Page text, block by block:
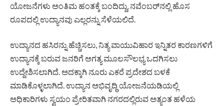
ಯೋಜನೆಗಳು ಅಂತಿಮ ಹಂತಕ್ಕೆ ಬಂದಿದ್ದು, ನವೆಂಬರ್‌ನಲ್ಲಿ ಹೊಸ
ರೂಪದಲ್ಲಿ ಉದ್ಯಾನವು ಎಲ್ಲರನ್ನು ಸೆಳೆಯಲಿದೆ.
ಉದ್ಯಾನದ ಹಸಿರನ್ನು ಹೆಚ್ಚಿಸಲು, ನಿತ್ಯ ವಾಯುವಿಹಾರ ಇನ್ನಿತರ ಕಾರಣಗಳಿಗೆ
ಉದ್ಯಾನಕ್ಕೆ ಬರುವ ಜನರಿಗೆ ಅಗತ್ಯ ಮೂಲಸೌಲಭ್ಯ ಒದಗಿಸಲು
ಉದ್ದೇಶಿಸಲಾಗಿದೆ. ಅದಕ್ಕಾಗಿ ನೂರು ಎಕರೆ ಪ್ರದೇಶದ ಬಳಕೆ
ಮಾಡಿಕೊಳ್ಳಲಾಗಿದೆ. ಉದ್ಯಾನ ಅಭಿವೃದ್ಧಿ ಯೋಜನೆಯಡಿಯಲ್ಲಿ
ಅಧಿಕಾರಿಗಳು ಸ್ವಯಂ ಪ್ರೇರಿತವಾಗಿ ನಗರದಲ್ಲಿರುವ ಅತ್ಯಂತ ಹಳೆಯ